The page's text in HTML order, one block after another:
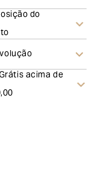
do
processo de
acima de